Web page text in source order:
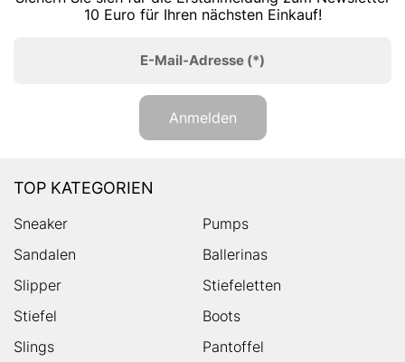
10 Euro für Ihren nächsten Einkauf!
E-Mail-Adresse (*)
Anmelden
TOP KATEGORIEN
Sneaker
Pumps
Sandalen
Ballerinas
Slipper
Stiefeletten
Stiefel
Boots
Slings
Pantoffel